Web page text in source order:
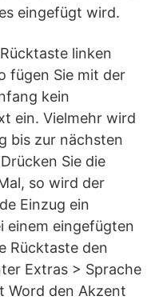
eingefügt wird.
linken
fügen Sie mit der
kein
ein. Vielmehr wird
bis zur nächsten
Sie die
so wird der
Einzug ein
einem eingefügten
Rücktaste den
Extras > Sprache
Word den Akzent